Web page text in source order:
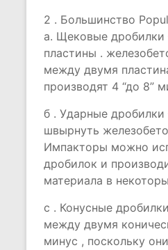
2 . Большинство
a. Щековые
пластины .
между двумя
производят 4 “до 8”
б . Ударные
швырнуть
Импакторы можно
дробилок и
материала в
с . Конусные
между двумя
минус , поскольку